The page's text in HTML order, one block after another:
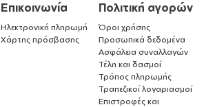
Επικοινωνία
Ηλεκτρονική πληρωμή
Χάρτης πρόσβασης
Πολιτική αγορών
Όροι χρήσης
Προσωπικά δεδομένα
Ασφάλεια συναλλαγών
Τέλη και δασμοί
Τρόπος πληρωμής
Τραπεζικοί λογαριασμοί
Επιστροφές και